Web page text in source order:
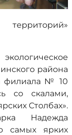
района
филиала № 10
со скалами,
Столбах».
Надежда
самых ярких